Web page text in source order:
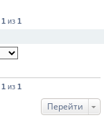
1 из 1
1 из 1
Перейти